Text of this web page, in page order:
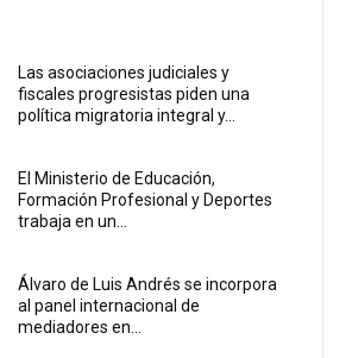
Las asociaciones judiciales y
fiscales progresistas piden una
política migratoria integral y...
El Ministerio de Educación,
Formación Profesional y Deportes
trabaja en un...
Álvaro de Luis Andrés se incorpora
al panel internacional de
mediadores en...